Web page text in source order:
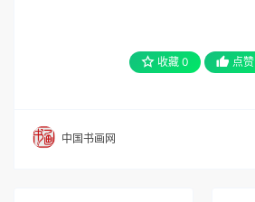
收藏 0 点赞
中国书画网